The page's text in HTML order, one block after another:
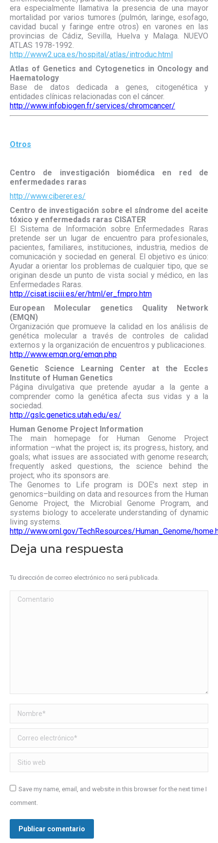
era especialmente llamativa la presencia de una mayor
mortalidad por varios tumores (pulmón, laringe, esofago,
cavidad bucal y faringe entre otros) en varones en las
provincias de Cádiz, Sevilla, Huelva y Malaga. NUEVO
ATLAS 1978-1992.
http://www2.uca.es/hospital/atlas/introduc.html
Atlas of Genetics and Cytogenetics in Oncology and
Haematology
Base de datos dedicada a genes, citogenética y
entidades clínicas relacionadas con el cáncer.
http://www.infobiogen.fr/services/chromcancer/
Otros
Centro de investigación biomédica en red de
enfermedades raras
http://www.ciberer.es/
Centro de investigación sobre el síndrome del aceite
tóxico y enfermedads raras CISATER
El Sistema de Información sobre Enfermedades Raras
pretende ser un lugar de encuentro para profesionales,
pacientes, familiares, instituciones, industria, medios de
comunicación y sociedad en general. El objetivo es único:
Ayudar a orientar los problemas de cualquier tipo, que se
originan desde un punto de vista social y médico, en las
Enfermedades Raras.
http://cisat.isciii.es/er/html/er_fmpro.htm
European Molecular genetics Quality Network
(EMQN)
Organización que promueve la calidad en los análisis de
genética molecular a través de controles de calidad
externos y la organización de encuentros y publicaciones.
http://www.emqn.org/emqn.php
Genetic Science Learning Center at the Eccles
Institute of Human Genetics
Página divulgativa que pretende ayudar a la gente a
comprender como la genética afecta sus vidas y a la
sociedad.
http://gslc.genetics.utah.edu/es/
Human Genome Project Information
The main homepage for Human Genome Project
information –what the project is; its progress, history, and
goals; what issues are associated with genome research;
frequently asked questions, the science behind the
project; who its sponsors are.
The Genomes to Life program is DOE’s next step in
genomics–building on data and resources from the Human
Genome Project, the Microbial Genome Program, and
systems biology to accelerate understanding of dynamic
living systems.
http://www.ornl.gov/TechResources/Human_Genome/
Deja una respuesta
Tu dirección de correo electrónico no será publicada.
Comentario
Nombre *
Correo electrónico *
Sitio web
Save my name, email, and website in this browser for the next time I
comment.
Publicar comentario